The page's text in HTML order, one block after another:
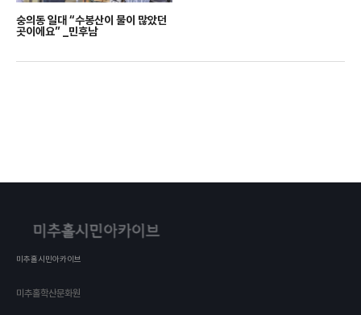
숭의동 일대 “수봉산이 물이 많았던
곳이에요” _민후남
미추홀시민아카이브
미추홀학산문화원